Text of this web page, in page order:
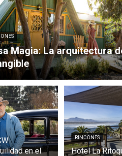
Magia: La arquitectura
en el
RINCONES
Hotel La